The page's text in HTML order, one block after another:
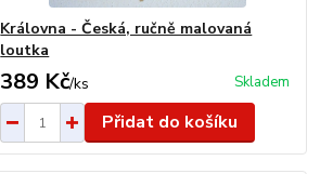
Královna - Česká, ručně malovaná
loutka
389 Kč/ks Skladem
Přidat do košíku